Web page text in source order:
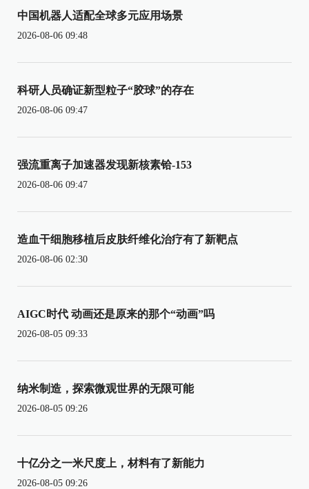
中国机器人适配全球多元应用场景
2026-08-06 09:48
科研人员确证新型粒子“胶球”的存在
2026-08-06 09:47
强流重离子加速器发现新核素铪-153
2026-08-06 09:47
造血干细胞移植后皮肤纤维化治疗有了新靶点
2026-08-06 02:30
AIGC时代 动画还是原来的那个“动画”吗
2026-08-05 09:33
纳米制造，探索微观世界的无限可能
2026-08-05 09:26
十亿分之一米尺度上，材料有了新能力
2026-08-05 09:26